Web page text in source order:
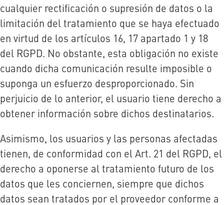
cualquier rectificación o supresión de datos o la
limitación del tratamiento que se haya efectuado
en virtud de los artículos 16, 17 apartado 1 y 18
del RGPD. No obstante, esta obligación no existe
cuando dicha comunicación resulte imposible o
suponga un esfuerzo desproporcionado. Sin
perjuicio de lo anterior, el usuario tiene derecho a
obtener información sobre dichos destinatarios.
Asimismo, los usuarios y las personas afectadas
tienen, de conformidad con el Art. 21 del RGPD, el
derecho a oponerse al tratamiento futuro de los
datos que les conciernen, siempre que dichos
datos sean tratados por el proveedor conforme a